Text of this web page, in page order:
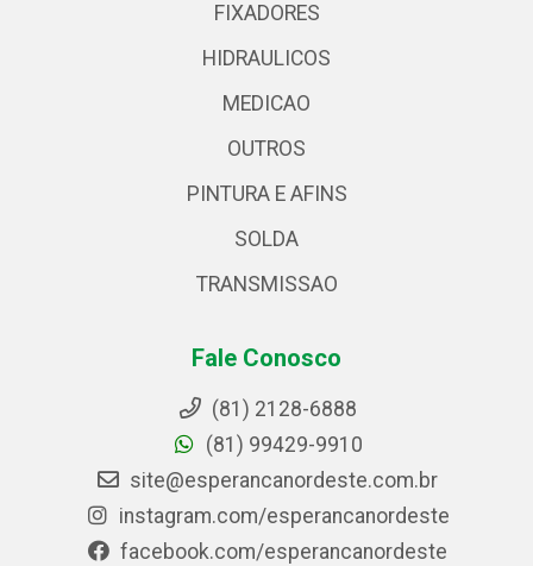
FIXADORES
HIDRAULICOS
MEDICAO
OUTROS
PINTURA E AFINS
SOLDA
TRANSMISSAO
Fale Conosco
(81) 2128-6888
(81) 99429-9910
site@esperancanordeste.com.br
instagram.com/esperancanordeste
facebook.com/esperancanordeste